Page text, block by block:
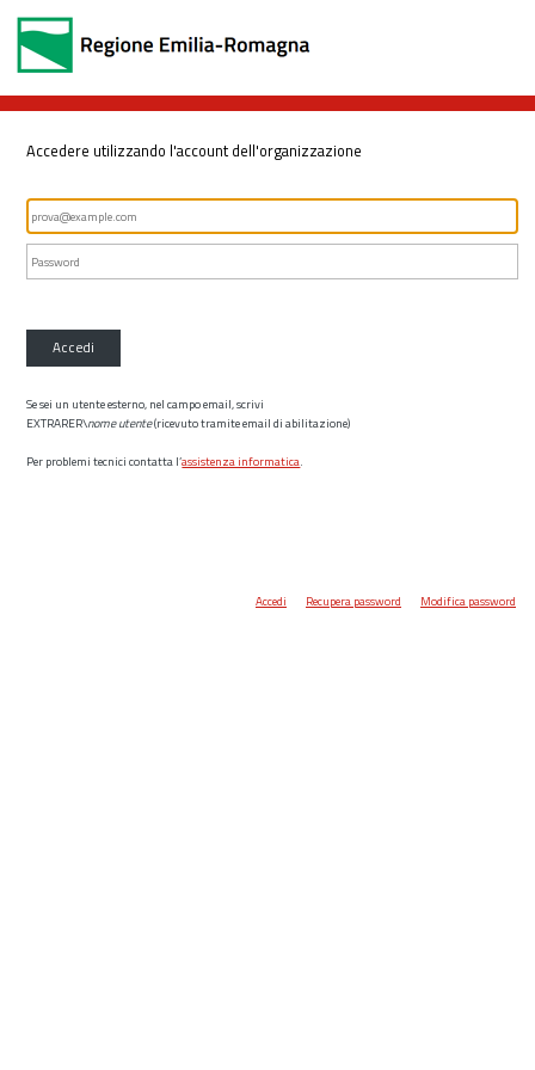
Accedere utilizzando l'account dell'organizzazione
Accedi
Se sei un utente esterno, nel campo email, scrivi
EXTRARER\nome utente(ricevuto tramite email di abilitazione)
Per problemi tecnici contatta l’assistenza informatica.
Accedi Recupera password Modifica password